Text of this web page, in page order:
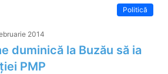
Politică
2014
duminică la Buzău să ia
PMP